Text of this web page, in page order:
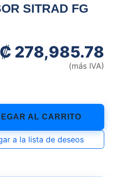
SITRAD FG
AL CARRITO
a la lista de deseos
₡ 278,985.78
(más IVA)